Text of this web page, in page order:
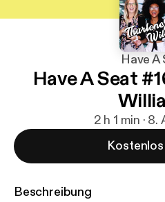
Have A
Have A Seat
2 h 1 min ·
Beschreibung